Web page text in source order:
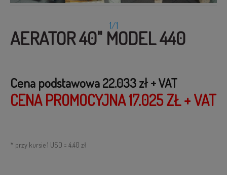
1/1
AERATOR 40" MODEL 440
Cena podstawowa 22.033 zł + VAT
CENA PROMOCYJNA 17.025 ZŁ + VAT
* przy kursie 1 USD = 4,40 zł